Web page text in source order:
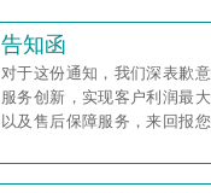
告知函
对于这份通知，我们深表歉
服务创新，实现客户利润最
以及售后保障服务，来回报